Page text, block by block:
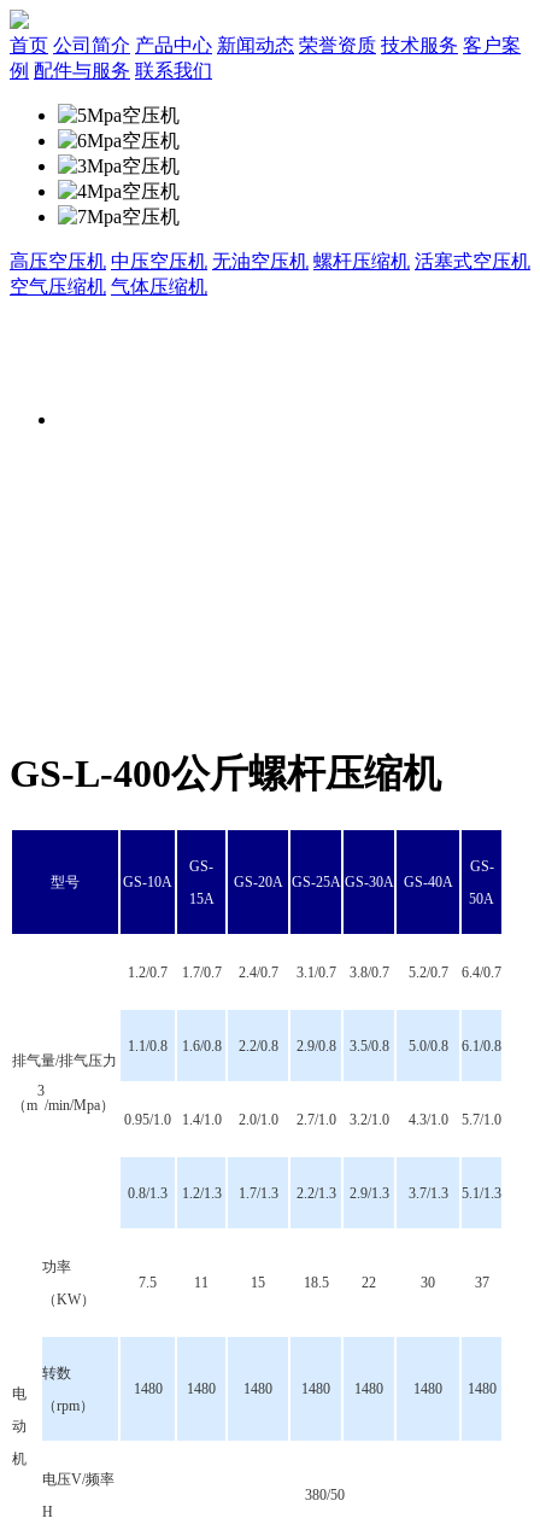
首页 公司简介 产品中心 新闻动态 荣誉资质 技术服务 客户案
例 配件与服务 联系我们
高压空压机 中压空压机 无油空压机 螺杆压缩机 活塞式空压机
空气压缩机 气体压缩机
GS-L-400公斤螺杆压缩机
型号 GS-10A
GS-
15A
GS-20A GS-25A GS-30A GS-40A
GS-
50A
排气量/排气压力
（m
3
/min/Mpa）
1.2/0.7 1.7/0.7 2.4/0.7 3.1/0.7 3.8/0.7 5.2/0.7 6.4/0.7
1.1/0.8 1.6/0.8 2.2/0.8 2.9/0.8 3.5/0.8 5.0/0.8 6.1/0.8
0.95/1.0 1.4/1.0 2.0/1.0 2.7/1.0 3.2/1.0 4.3/1.0 5.7/1.0
0.8/1.3 1.2/1.3 1.7/1.3 2.2/1.3 2.9/1.3 3.7/1.3 5.1/1.3
电
动
机
功率
（KW）
7.5 11 15 18.5 22 30 37
转数
（rpm）
1480 1480 1480 1480 1480 1480 1480
电压V/频率
H
380/50